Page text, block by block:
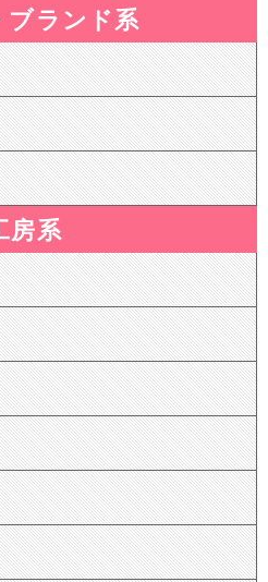
ブランド系
房系